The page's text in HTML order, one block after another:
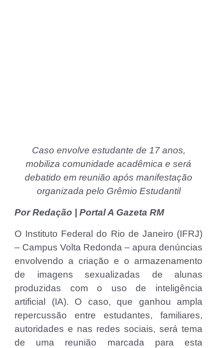
Caso envolve estudante de 17 anos,
mobiliza comunidade acadêmica e será
debatido em reunião após manifestação
organizada pelo Grêmio Estudantil
Por Redação | Portal A Gazeta RM
O Instituto Federal do Rio de Janeiro (IFRJ)
– Campus Volta Redonda – apura denúncias
envolvendo a criação e o armazenamento
de imagens sexualizadas de alunas
produzidas com o uso de inteligência
artificial (IA). O caso, que ganhou ampla
repercussão entre estudantes, familiares,
autoridades e nas redes sociais, será tema
de uma reunião marcada para esta